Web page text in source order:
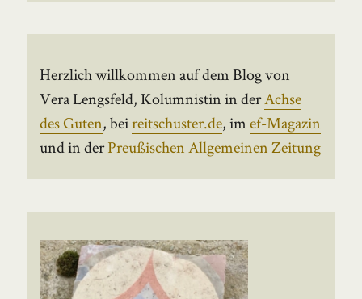
Herzlich willkommen auf dem Blog von
Vera Lengsfeld, Kolumnistin in derAchse
des Guten, beireitschuster.de, imef-Magazin
und in derPreußischen Allgemeinen Zeitung